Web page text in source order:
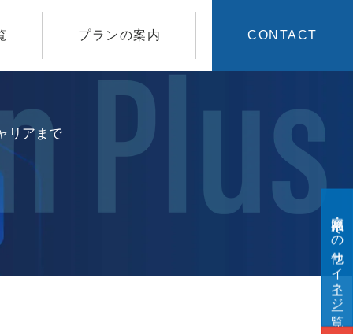
プランの案内 CONTACT
福岡県・その他サイネージ一覧
リアまで